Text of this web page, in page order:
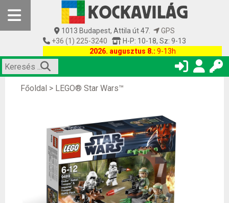
1013 Budapest, Attila út 47.
GPS
+36 (1) 225-3240
H-P: 10-18, Sz: 9-13
2026. augusztus 8.: 9-13h
Főoldal > LEGO® Star Wars™